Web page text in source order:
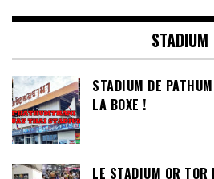
STADIUM
STADIUM DE
LA BOXE !
LE STADIUM OR